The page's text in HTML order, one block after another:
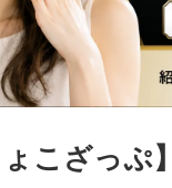
こざっぷ